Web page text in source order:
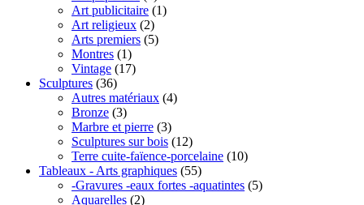
Art publicitaire (1)
Art religieux (2)
Arts premiers (5)
Montres (1)
Vintage (17)
Sculptures (36)
Autres matériaux (4)
Bronze (3)
Marbre et pierre (3)
Sculptures sur bois (12)
Terre cuite-faïence-porcelaine (10)
Tableaux - Arts graphiques (55)
-Gravures -eaux fortes -aquatintes (5)
Aquarelles (2)